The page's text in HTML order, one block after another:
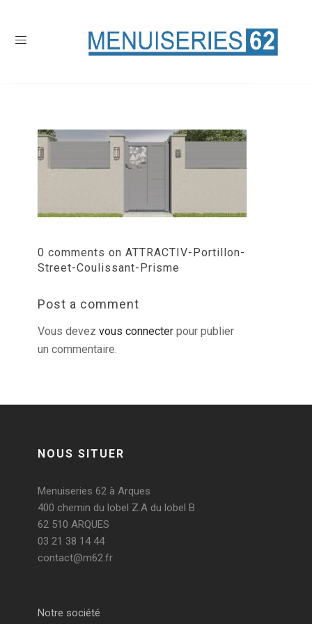
0 comments on ATTRACTIV-Portillon-
Street-Coulissant-Prisme
Post a comment
Vous devez vous connecter pour publier
un commentaire.
NOUS SITUER
Menuiseries 62 à Arques
400 chemin du lobel Z.A du lobel B
62 510 ARQUES
03 21 38 14 44
contact@m62.fr
Notre société